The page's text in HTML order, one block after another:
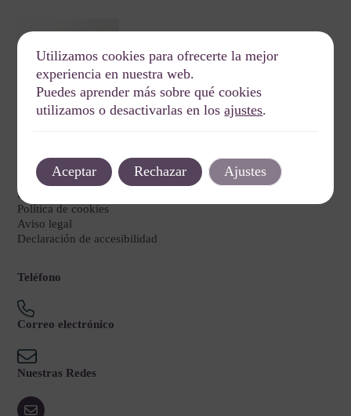
Legal
Política de privacidad
Política de cookies
Aviso legal
Declaración de accesibilidad
Teléfono
Correo electrónico
Nuestras Redes
Utilizamos cookies para ofrecerte la mejor
experiencia en nuestra web.
Puedes aprender más sobre qué cookies
utilizamos o desactivarlas en losajustes.
Aceptar Rechazar Ajustes